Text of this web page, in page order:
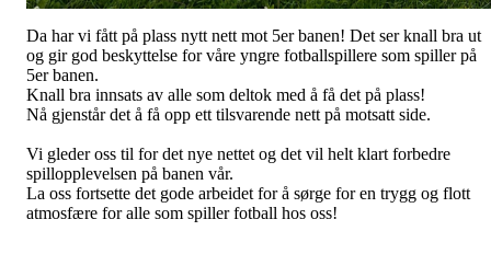
Da har vi fått på plass nytt nett mot 5er banen! Det ser knall bra ut
og gir god beskyttelse for våre yngre fotballspillere som spiller på
5er banen.
Knall bra innsats av alle som deltok med å få det på plass!
Nå gjenstår det å få opp ett tilsvarende nett på motsatt side.
Vi gleder oss til for det nye nettet og det vil helt klart forbedre
spillopplevelsen på banen vår.
La oss fortsette det gode arbeidet for å sørge for en trygg og flott
atmosfære for alle som spiller fotball hos oss!